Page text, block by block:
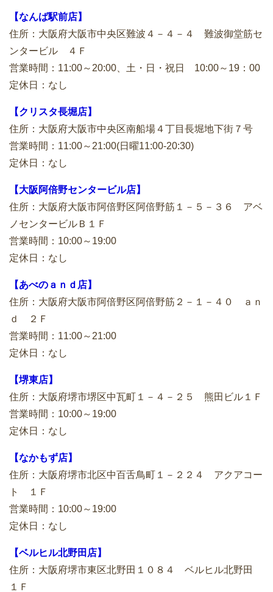
【なんば駅前店】
住所：大阪府大阪市中央区難波４－４－４ 難波御堂筋セ
ンタービル ４Ｆ
営業時間：11:00～20:00、土・日・祝日 10:00～19：00
定休日：なし
【クリスタ長堀店】
住所：大阪府大阪市中央区南船場４丁目長堀地下街７号
営業時間：11:00～21:00(日曜11:00-20:30)
定休日：なし
【大阪阿倍野センタービル店】
住所：大阪府大阪市阿倍野区阿倍野筋１－５－３６ アベ
ノセンタービルＢ１Ｆ
営業時間：10:00～19:00
定休日：なし
【あべのａｎｄ店】
住所：大阪府大阪市阿倍野区阿倍野筋２－１－４０ ａｎ
ｄ ２Ｆ
営業時間：11:00～21:00
定休日：なし
【堺東店】
住所：大阪府堺市堺区中瓦町１－４－２５ 熊田ビル１Ｆ
営業時間：10:00～19:00
定休日：なし
【なかもず店】
住所：大阪府堺市北区中百舌鳥町１－２２４ アクアコー
ト １Ｆ
営業時間：10:00～19:00
定休日：なし
【ベルヒル北野田店】
住所：大阪府堺市東区北野田１０８４ ベルヒル北野田
１Ｆ